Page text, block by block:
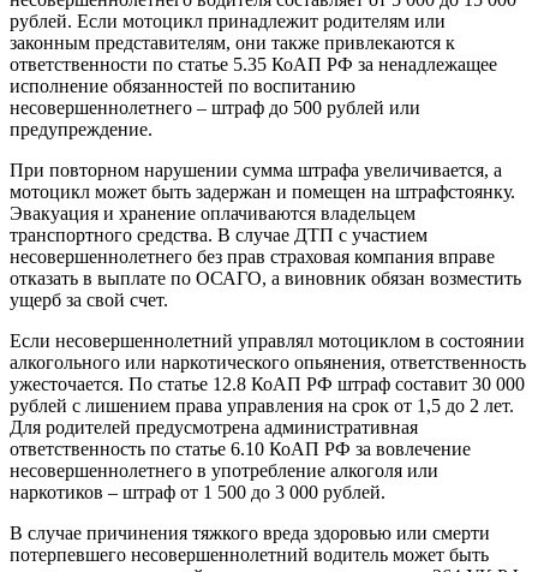
рублей. Если мотоцикл принадлежит родителям или
законным представителям, они также привлекаются к
ответственности по статье 5.35 КоАП РФ за ненадлежащее
исполнение обязанностей по воспитанию
несовершеннолетнего – штраф до 500 рублей или
предупреждение.
При повторном нарушении сумма штрафа увеличивается, а
мотоцикл может быть задержан и помещен на штрафстоянку.
Эвакуация и хранение оплачиваются владельцем
транспортного средства. В случае ДТП с участием
несовершеннолетнего без прав страховая компания вправе
отказать в выплате по ОСАГО, а виновник обязан возместить
ущерб за свой счет.
Если несовершеннолетний управлял мотоциклом в состоянии
алкогольного или наркотического опьянения, ответственность
ужесточается. По статье 12.8 КоАП РФ штраф составит 30 000
рублей с лишением права управления на срок от 1,5 до 2 лет.
Для родителей предусмотрена административная
ответственность по статье 6.10 КоАП РФ за вовлечение
несовершеннолетнего в употребление алкоголя или
наркотиков – штраф от 1 500 до 3 000 рублей.
В случае причинения тяжкого вреда здоровью или смерти
потерпевшего несовершеннолетний водитель может быть